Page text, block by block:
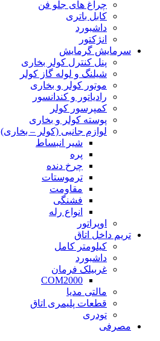
چراغ های جلو فن
کابل باتری
داشبورد
انژکتور
سرمایش گرمایش
پنل کنترل کولر بخاری
شیلنگ و لوله گاز کولر
موتور کولر و بخاری
رادیاتور و کندانسور
کمپرسور کولر
پوسته کولر و بخاری
لوازم جانبی (کولر – بخاری)
شیر انبساط
پره
چرخ دنده
ترموستات
مقاومت
فشنگی
انواع رله
اوپراتور
تریم داخل اتاق
کیلومتر کامل
داشبورد
غربیلک فرمان
COM2000
مالتی مدیا
قطعات پلیمری اتاق
تودری
مصرفی